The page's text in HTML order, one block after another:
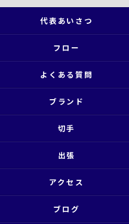
代表あいさつ
フロー
よくある質問
ブランド
切手
出張
アクセス
ブログ